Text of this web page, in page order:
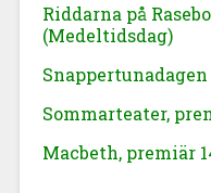
Riddarna på
(Medeltidsdag)
Snappertunadagen
Sommarteater,
Macbeth, premiär